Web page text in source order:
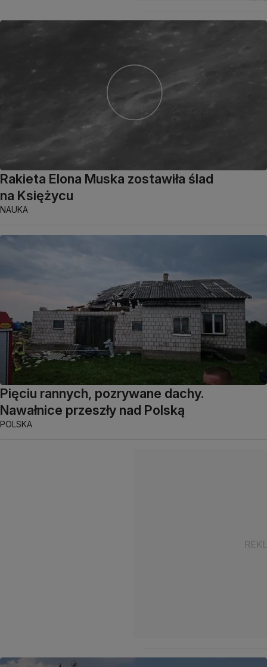
Rakieta Elona Muska zostawiła ślad
na Księżycu
NAUKA
Pięciu rannych, pozrywane dachy.
Nawałnice przeszły nad Polską
POLSKA